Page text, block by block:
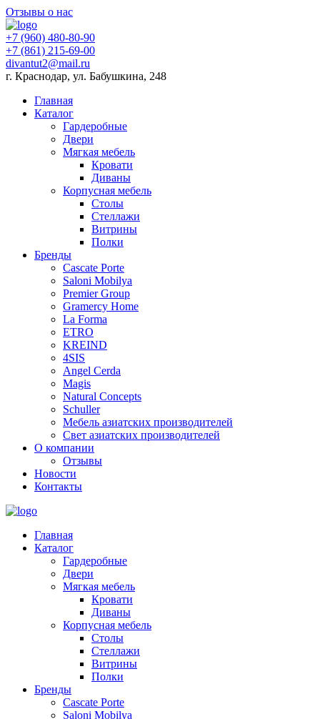
Отзывы о нас
+7 (960) 480-80-90
+7 (861) 215-69-00
divantut2@mail.ru
г. Краснодар, ул. Бабушкина, 248
Главная
Каталог
Гардеробные
Двери
Мягкая мебель
Кровати
Диваны
Корпусная мебель
Столы
Стеллажи
Витрины
Полки
Бренды
Cascate Porte
Saloni Mobilya
Premier Group
Gramercy Home
La Forma
ETRO
KREIND
4SIS
Angel Cerda
Magis
Natural Concepts
Schuller
Мебель азиатских производителей
Свет азиатских производителей
О компании
Отзывы
Новости
Контакты
Главная
Каталог
Гардеробные
Двери
Мягкая мебель
Кровати
Диваны
Корпусная мебель
Столы
Стеллажи
Витрины
Полки
Бренды
Cascate Porte
Saloni Mobilya